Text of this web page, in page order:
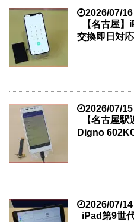
2026/07/16
【名古屋
交換即日対
2026/07/15
【名古屋
Digno
2026/07/14
iPad第9世